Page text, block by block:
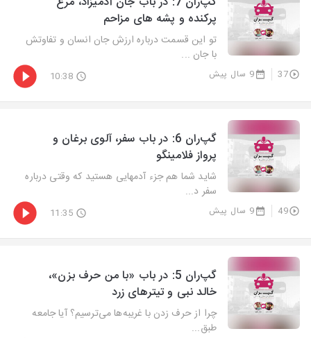
پرکنده و پشه های مزاحم
تو این قسمت درباره ارزش جان انسان و تفاوتش
با جان ...
37 9 سال پیش 10:38
گپ‌ران 6: در باب سفر، آلوی برغان و
پرواز فلامینگو
شاید شما هم جزء آدمهایی هستید که وقتی درباره
سفر د...
49 9 سال پیش 11:35
گپ‌ران 5: در باب «با من حرف بزن»،
خالد نبی و تیترهای زرد
چرا از حرف زدن با غریبه‌ها می‌ترسیم؟ آیا جامعه
طبق...